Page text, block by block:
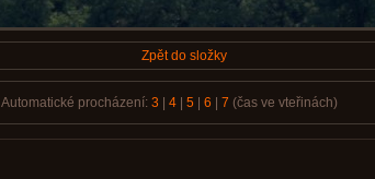
Zpět do složky
Automatické procházení: 3 4| 5| 6 7 (čas ve vteřinách)